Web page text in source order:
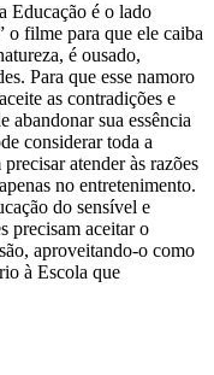
Educação é o lado
o filme para que ele caiba
é ousado,
Para que esse namoro
as contradições e
abandonar sua essência
considerar toda a
atender às razões
no entretenimento.
do sensível e
precisam aceitar o
aproveitando-o como
à Escola que